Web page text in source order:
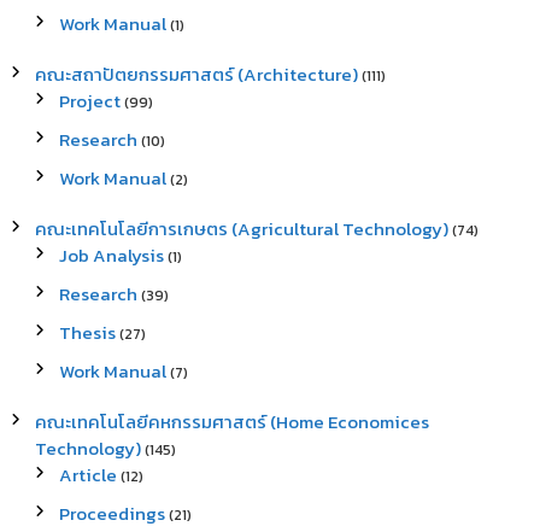
Work Manual(1)
คณะสถาปัตยกรรมศาสตร์ (Architecture)(111)
Project(99)
Research (10)
Work Manual(2)
คณะเทคโนโลยีการเกษตร (Agricultural Technology)(74)
Job Analysis(1)
Research (39)
Thesis(27)
Work Manual(7)
คณะเทคโนโลยีคหกรรมศาสตร์ (Home Economices
Technology)(145)
Article (12)
Proceedings(21)